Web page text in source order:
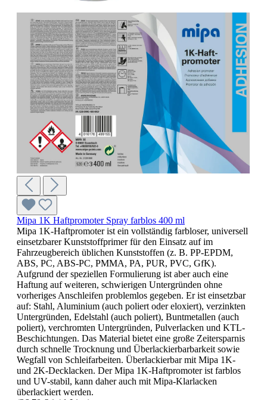
Mipa 1K Haftpromoter Spray farblos 400 ml
Mipa 1K-Haftpromoter ist ein vollständig farbloser, universell
einsetzbarer Kunststoffprimer für den Einsatz auf im
Fahrzeugbereich üblichen Kunststoffen (z. B. PP-EPDM,
ABS, PC, ABS-PC, PMMA, PA, PUR, PVC, GfK).
Aufgrund der speziellen Formulierung ist aber auch eine
Haftung auf weiteren, schwierigen Untergründen ohne
vorheriges Anschleifen problemlos gegeben. Er ist einsetzbar
auf: Stahl, Aluminium (auch poliert oder eloxiert), verzinkten
Untergründen, Edelstahl (auch poliert), Buntmetallen (auch
poliert), verchromten Untergründen, Pulverlacken und KTL-
Beschichtungen. Das Material bietet eine große Zeitersparnis
durch schnelle Trocknung und Überlackierbarbarkeit sowie
Wegfall von Schleifarbeiten. Überlackierbar mit Mipa 1K-
und 2K-Decklacken. Der Mipa 1K-Haftpromoter ist farblos
und UV-stabil, kann daher auch mit Mipa-Klarlacken
überlackiert werden.